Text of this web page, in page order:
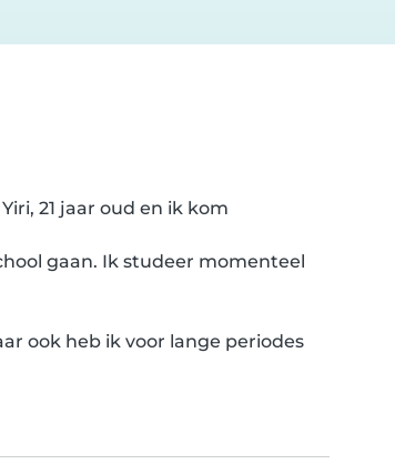
21 jaar oud en ik kom
gaan. Ik studeer momenteel
ook heb ik voor lange periodes